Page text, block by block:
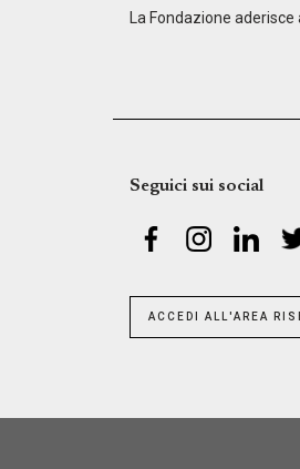
La Fondazione aderisce
Seguici sui social
ACCEDI ALL'AREA